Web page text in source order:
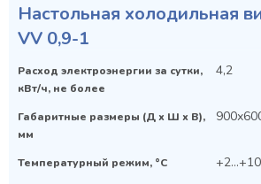
Настольная холодильная
VV 0,9-1
Расход электроэнергии за сутки,
кВт/ч, не более
4,2
Габаритные размеры (Д х Ш х В),
мм
Температурный режим, °C +2...+10